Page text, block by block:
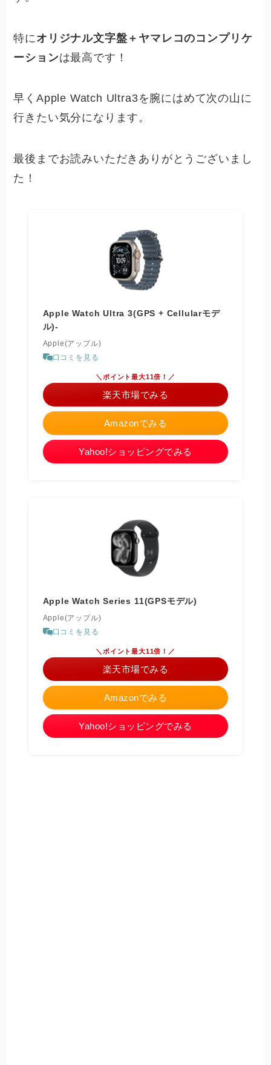
特に オリジナル文字盤＋ヤマレコのコンプリケ
ーションは最高です！
早くApple Watch Ultra3を腕にはめて次の山に
行きたい気分になります。
最後までお読みいただきありがとうございまし
た！
Apple Watch Ultra 3(GPS + Cellularモデ
ル)-
Apple(アップル)
口コミを見る
Amazonでみる
＼ポイント最大11倍！／
楽天市場でみる
Yahoo!ショッピングでみる
Apple Watch Series 11(GPSモデル)
Apple(アップル)
口コミを見る
Amazonでみる
＼ポイント最大11倍！／
楽天市場でみる
Yahoo!ショッピングでみる